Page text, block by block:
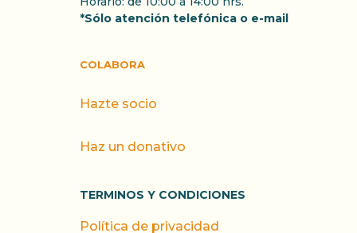
*Sólo atención telefónica o e-mail
COLABORA
Hazte socio
Haz un donativo
TERMINOS Y CONDICIONES
Política de privacidad